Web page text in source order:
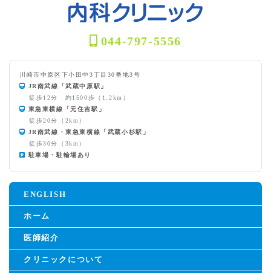
044-797-5556
川崎市中原区下小田中3丁目30番地3号
JR南武線「武蔵中原駅」
徒歩12分 約1500歩（1.2km）
東急東横線「元住吉駅」
徒歩20分（2km）
JR南武線・東急東横線「武蔵小杉駅」
徒歩30分（3km）
駐車場・駐輪場あり
ENGLISH
ホーム
医師紹介
クリニックについて